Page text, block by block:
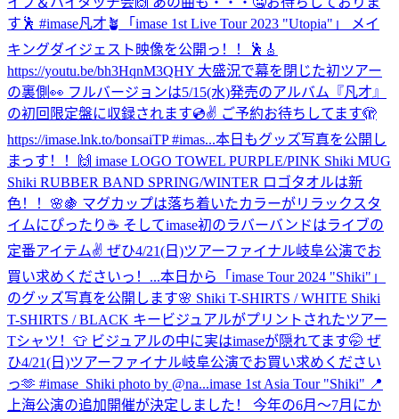
す🕺 #imase凡才🪴
「imase 1st Live Tour 2023 "Utopia"」 メイ
キングダイジェスト映像を公開っ！！🕺🎸
https://youtu.be/bh3HqnM3QHY 大盛況で幕を閉じた初ツアー
の裏側👀 フルバージョンは5/15(水)発売のアルバム『凡才』
の初回限定盤に収録されます💿✌️ ご予約お待ちしてます🫣
https://imase.lnk.to/bonsaiTP #imas...本日もグッズ写真を公開し
まっす！！🙌 imase LOGO TOWEL PURPLE/PINK Shiki MUG
Shiki RUBBER BAND SPRING/WINTER ロゴタオルは新
色！！🌸🍇 マグカップは落ち着いたカラーがリラックスタ
イムにぴったり☕️ そしてimase初のラバーバンドはライブの
定番アイテム✌️ ぜひ4/21(日)ツアーファイナル岐阜公演でお
買い求めくださいっ！...本日から「imase Tour 2024 "Shiki"」
のグッズ写真を公開します🌸 Shiki T-SHIRTS / WHITE Shiki
T-SHIRTS / BLACK キービジュアルがプリントされたツアー
Tシャツ！👕 ビジュアルの中に実はimaseが隠れてます🤭 ぜ
ひ4/21(日)ツアーファイナル岐阜公演でお買い求めください
っ🫶 #imase_Shiki photo by @na...imase 1st Asia Tour "Shiki" 📍
上海公演の追加開催が決定しました！ 今年の6月〜7月にか